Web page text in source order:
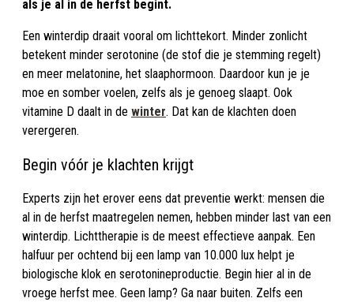
als je al in de herfst begint.
Een winterdip draait vooral om lichttekort. Minder zonlicht
betekent minder serotonine (de stof die je stemming regelt)
en meer melatonine, het slaaphormoon. Daardoor kun je je
moe en somber voelen, zelfs als je genoeg slaapt. Ook
vitamine D daalt in de winter. Dat kan de klachten doen
verergeren.
Begin vóór je klachten krijgt
Experts zijn het erover eens dat preventie werkt: mensen die
al in de herfst maatregelen nemen, hebben minder last van een
winterdip. Lichttherapie is de meest effectieve aanpak. Een
halfuur per ochtend bij een lamp van 10.000 lux helpt je
biologische klok en serotonineproductie. Begin hier al in de
vroege herfst mee. Geen lamp? Ga naar buiten. Zelfs een